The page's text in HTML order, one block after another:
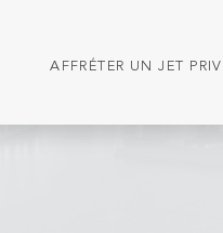
AFFRÉTER UN JET